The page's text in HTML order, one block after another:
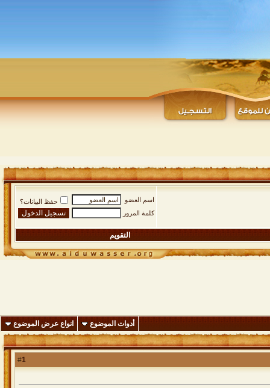
اسم العضو
حفظ البيانات؟
كلمة المرور
التقويم
أدوات الموضوع انواع عرض الموضوع
1